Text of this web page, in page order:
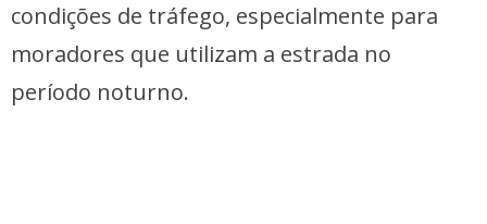
condições de tráfego, especialmente para
moradores que utilizam a estrada no
período noturno.